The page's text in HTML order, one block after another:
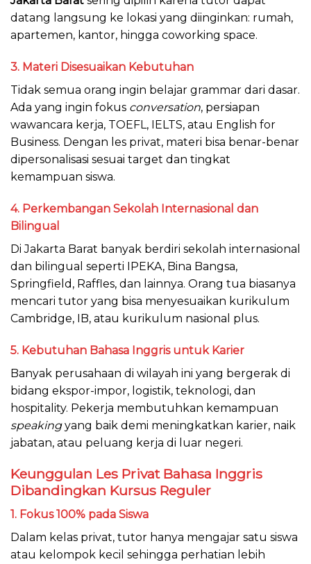
datang langsung ke lokasi yang diinginkan: rumah,
apartemen, kantor, hingga coworking space.
3. Materi Disesuaikan Kebutuhan
Tidak semua orang ingin belajar grammar dari dasar.
Ada yang ingin fokus conversation, persiapan
wawancara kerja, TOEFL, IELTS, atau English for
Business. Dengan les privat, materi bisa benar-benar
dipersonalisasi sesuai target dan tingkat
kemampuan siswa.
4. Perkembangan Sekolah Internasional dan
Bilingual
Di Jakarta Barat banyak berdiri sekolah internasional
dan bilingual seperti IPEKA, Bina Bangsa,
Springfield, Raffles, dan lainnya. Orang tua biasanya
mencari tutor yang bisa menyesuaikan kurikulum
Cambridge, IB, atau kurikulum nasional plus.
5. Kebutuhan Bahasa Inggris untuk Karier
Banyak perusahaan di wilayah ini yang bergerak di
bidang ekspor-impor, logistik, teknologi, dan
hospitality. Pekerja membutuhkan kemampuan
speakingyang baik demi meningkatkan karier, naik
jabatan, atau peluang kerja di luar negeri.
Keunggulan Les Privat Bahasa Inggris
Dibandingkan Kursus Reguler
1. Fokus 100% pada Siswa
Dalam kelas privat, tutor hanya mengajar satu siswa
atau kelompok kecil sehingga perhatian lebih